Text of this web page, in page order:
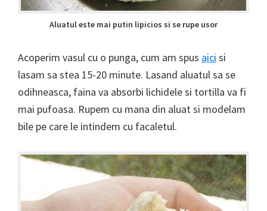
Aluatul este mai putin lipicios si se rupe usor
Acoperim vasul cu o punga, cum am spus aici si
lasam sa stea 15-20 minute. Lasand aluatul sa se
odihneasca, faina va absorbi lichidele si tortilla va fi
mai pufoasa. Rupem cu mana din aluat si modelam
bile pe care le intindem cu facaletul.